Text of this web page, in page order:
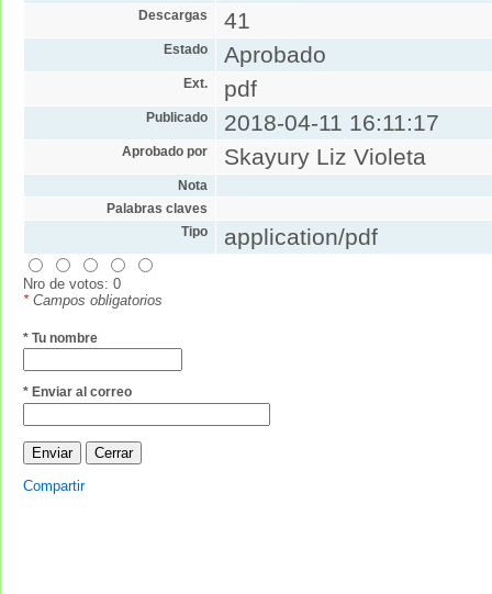
Descargas 41
Estado Aprobado
Ext. pdf
Publicado 2018-04-11 16:11:17
Aprobado por Skayury Liz Violeta
Nota
Palabras claves
Tipo
application/pdf
Nro de votos: 0
*Campos obligatorios
* Tu nombre
* Enviar al correo
Compartir